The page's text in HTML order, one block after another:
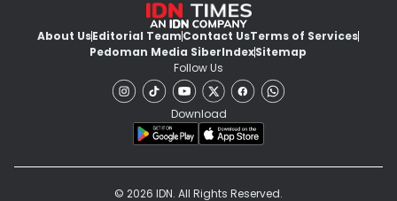
About UsEditorial TeamContact UsTerms of Services
Pedoman Media SiberIndexSitemap
Follow Us
Download
© 2026 IDN. All Rights Reserved.